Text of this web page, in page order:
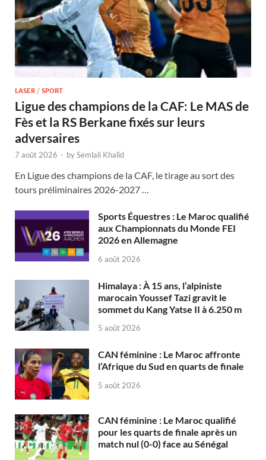
LASER / SPORT
Ligue des champions de la CAF: Le MAS de
Fès et la RS Berkane fixés sur leurs
adversaires
7 août 2026 - bySemlali Khalid
En Ligue des champions de la CAF, le tirage au sort des
tours préliminaires 2026-2027 …
Sports Équestres : Le Maroc qualifié
aux Championnats du Monde FEI
2026 en Allemagne
6 août 2026
Himalaya : À 15 ans, l’alpiniste
marocain Youssef Tazi gravit le
sommet du Kang Yatse II à 6.250 m
5 août 2026
CAN féminine : Le Maroc affronte
l’Afrique du Sud en quarts de finale
5 août 2026
CAN féminine : Le Maroc qualifié
pour les quarts de finale après un
match nul (0-0) face au Sénégal